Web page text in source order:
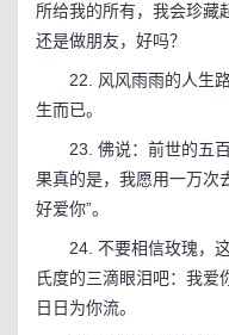
所给我的所有，我会珍藏
还是做朋友，好吗？
22. 风风雨雨的人生路
生而已。
23. 佛说：前世的五百
果真的是，我愿用一万次
好爱你”。
24. 不要相信玫瑰，这
氏度的三滴眼泪吧：我爱
日日为你流。